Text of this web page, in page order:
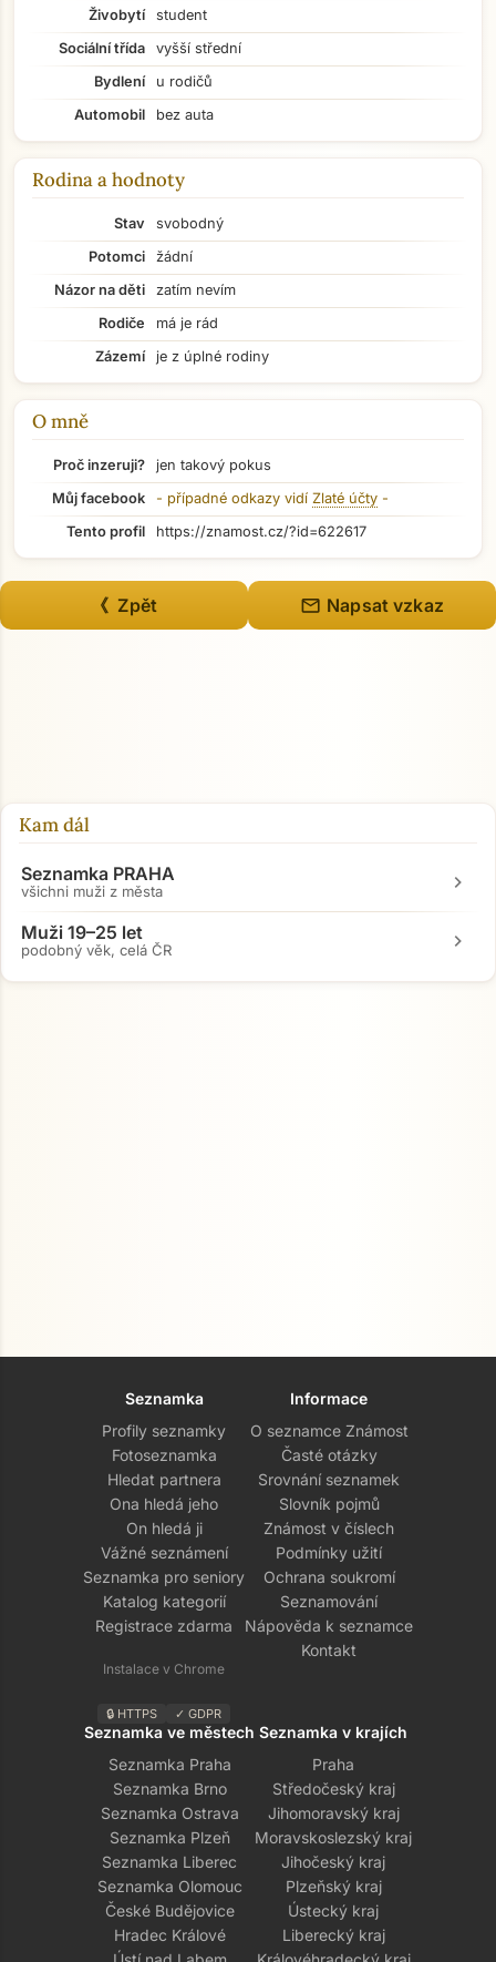
Živobytí
student
Sociální třída
vyšší střední
Bydlení
u rodičů
Automobil
bez auta
Rodina a hodnoty
Stav
svobodný
Potomci
žádní
Názor na děti
zatím nevím
Rodiče
má je rád
Zázemí
je z úplné rodiny
O mně
Proč inzeruji?
jen takový pokus
Můj facebook
- případné odkazy vidí Zlaté účty -
Tento profil
https://znamost.cz/?id=622617
《 Zpět mail Napsat vzkaz
Kam dál
Seznamka PRAHA
všichni muži z města chevron_right
Muži 19–25 let
podobný věk, celá ČR chevron_right
Seznamka
Profily seznamky
Fotoseznamka
Hledat partnera
Ona hledá jeho
On hledá ji
Vážné seznámení
Seznamka pro seniory
Katalog kategorií
Registrace zdarma
Instalace v Chrome
🔒 HTTPS ✓ GDPR
Informace
O seznamce Známost
Časté otázky
Srovnání seznamek
Slovník pojmů
Známost v číslech
Podmínky užití
Ochrana soukromí
Seznamování
Nápověda k seznamce
Kontakt
Seznamka ve městech
Seznamka Praha
Seznamka Brno
Seznamka Ostrava
Seznamka Plzeň
Seznamka Liberec
Seznamka Olomouc
České Budějovice
Hradec Králové
Seznamka v krajích
Praha
Středočeský kraj
Jihomoravský kraj
Moravskoslezský kraj
Jihočeský kraj
Plzeňský kraj
Ústecký kraj
Liberecký kraj